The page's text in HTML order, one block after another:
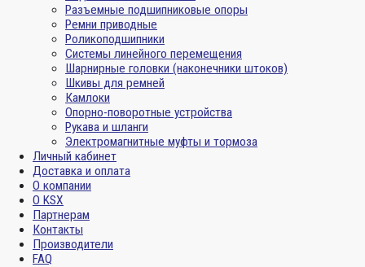
Разъемные подшипниковые опоры
Ремни приводные
Роликоподшипники
Системы линейного перемещения
Шарнирные головки (наконечники штоков)
Шкивы для ремней
Камлоки
Опорно-поворотные устройства
Рукава и шланги
Электромагнитные муфты и тормоза
Личный кабинет
Доставка и оплата
О компании
О KSX
Партнерам
Контакты
Производители
FAQ